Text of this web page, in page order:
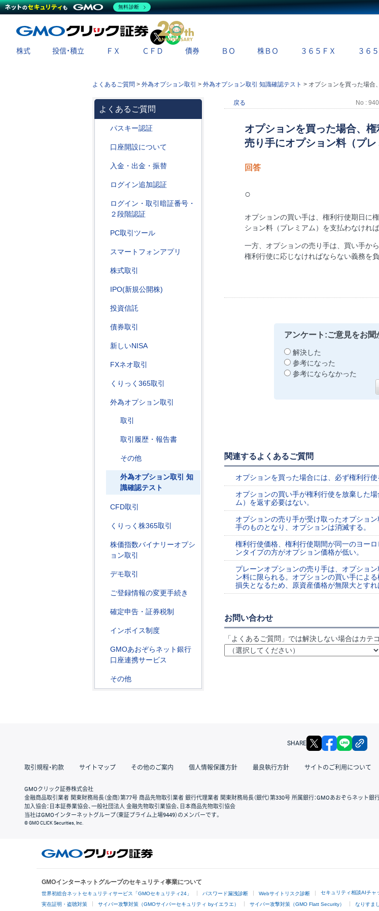
X
株式 投信・積立 ＦＸ ＣＦＤ 債券 ＢＯ 株ＢＯ ３６５ＦＸ ３６５
よくあるご質問 > 外為オプション取引 > 外為オプション取引 知識確認テスト > オプションを買った場合、権利行使を行うか否かに関わらず、
よくあるご質問
パスキー認証
口座開設について
入金・出金・振替
ログイン追加認証
ログイン・取引暗証番号・
２段階認証
PC取引ツール
スマートフォンアプリ
株式取引
IPO(新規公開株)
投資信託
債券取引
新しいNISA
FXネオ取引
くりっく365取引
外為オプション取引
取引
取引履歴・報告書
その他
外為オプション取引 知
識確認テスト
CFD取引
くりっく株365取引
株価指数バイナリーオプシ
ョン取引
デモ取引
ご登録情報の変更手続き
確定申告・証券税制
インボイス制度
GMOあおぞらネット銀行
口座連携サービス
その他
戻る No : 940
オプションを買った場合、
売り手にオプション料（プレ
回答
○
オプションの買い手は、権利行使期日に
ション料（プレミアム）を支払わなければ
一方、オプションの売り手は、買い手か
権利行使に応じなければならない義務を負
アンケート:ご意見をお聞
解決した
参考になった
参考にならなかった
関連するよくあるご質問
オプションを買った場合には、必ず権利行使
オプションの買い手が権利行使を放棄した
ム）を返す必要はない。
オプションの売り手が受け取ったオプショ
手のものとなり、オプションは消滅する。
権利行使価格、権利行使期間が同一のヨー
ンタイプの方がオプション価格が低い。
プレーンオプションの売り手は、オプショ
ン料に限られる。オプションの買い手によ
損失となるため、原資産価格が無限大とすれ
お問い合わせ
「よくあるご質問」では解決しない場合はカテ
SHARE X facebook
取引規程・約款 サイトマップ その他のご案内 個人情報保護方針 最良執行方針 サイトのご利用について
GMOクリック証券株式会社
金融商品取引業者 関東財務局長（金商）第77号 商品先物取引業者 銀行代理業者 関東財務局長（銀代）第330号 所属銀行：GMOあおぞらネット銀
加入協会：日本証券業協会、一般社団法人 金融先物取引業協会、日本商品先物取引協会
当社はGMOインターネットグループ（東証プライム上場9449）のメンバーです。
© GMO CLICK Securities, Inc.
GMOインターネットグループのセキュリティ事業について
世界初総合ネットセキュリティサービス「GMOセキュリティ24」 パスワード漏洩診断 Webサイトリスク診断 セキュリティ相談AIチャ
実在証明・盗聴対策 サイバー攻撃対策（GMOサイバーセキュリティ byイエラエ） サイバー攻撃対策（GMO Flatt Security） なりすま
無料診断